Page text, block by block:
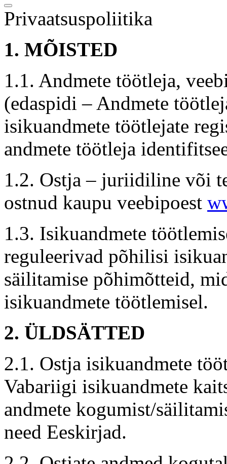
Privaatsuspoliitika
1. MÕISTED
1.1. Andmete töötleja,
(edaspidi – Andmete
isikuandmete töötlejate
andmete töötleja
1.2. Ostja – juriidiline või
ostnud kaupu veebipoest
1.3. Isikuandmete
reguleerivad põhilisi
säilitamise põhimõtteid,
isikuandmete töötlemisel.
2. ÜLDSÄTTED
2.1. Ostja isikuandmete
Vabariigi isikuandmete
andmete kogumist/
need Eeskirjad.